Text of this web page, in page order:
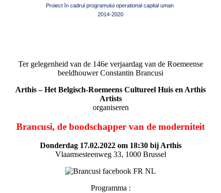
Proiect în cadrul programului operational capital uman
2014-2020
Ter gelegenheid van de 146e verjaardag van de Roemeense
beeldhouwer Constantin Brancusi
Arthis – Het Belgisch-Roemeens Cultureel Huis en Arthis
Artists
organiseren
Brancusi, de boodschapper van de moderniteit
Donderdag 17.02.2022 om 18:30 bij Arthis
Vlaamsesteenweg 33, 1000 Brussel
Programma :